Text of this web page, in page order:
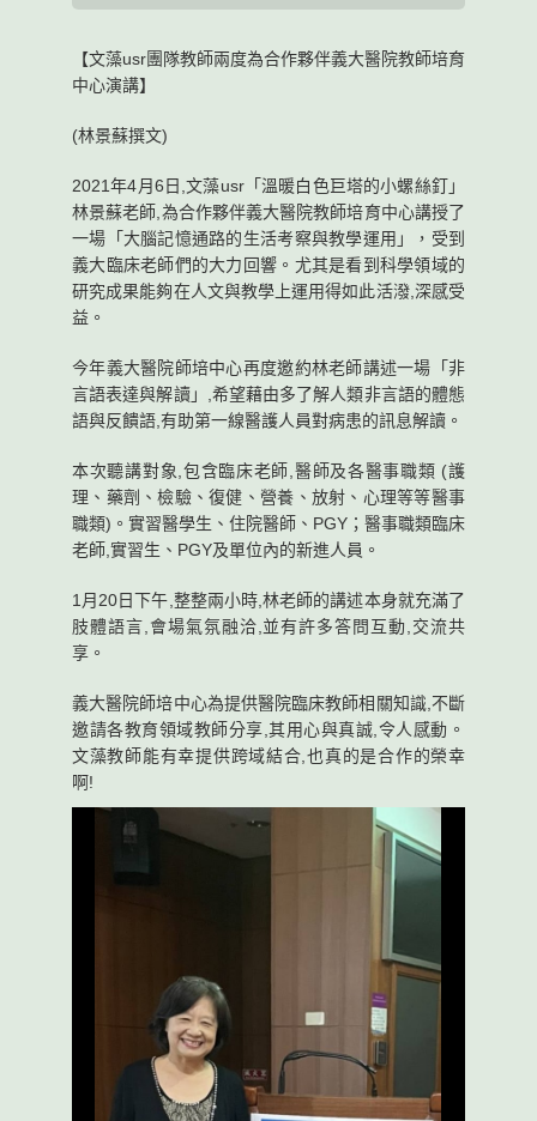
【文藻usr團隊教師兩度為合作夥伴義大醫院教師培育
中心演講】
(林景蘇撰文)
2021年4月6日,文藻usr「溫暖白色巨塔的小螺絲釘」
林景蘇老師,為合作夥伴義大醫院教師培育中心講授了
一場「大腦記憶通路的生活考察與教學運用」，受到
義大臨床老師們的大力回響。尤其是看到科學領域的
研究成果能夠在人文與教學上運用得如此活潑,深感受
益。
今年義大醫院師培中心再度邀約林老師講述一場「非
言語表達與解讀」,希望藉由多了解人類非言語的體態
語與反饋語,有助第一線醫護人員對病患的訊息解讀。
本次聽講對象,包含臨床老師,醫師及各醫事職類 (護
理、藥劑、檢驗、復健、營養、放射、心理等等醫事
職類)。實習醫學生、住院醫師、PGY；醫事職類臨床
老師,實習生、PGY及單位內的新進人員。
1月20日下午,整整兩小時,林老師的講述本身就充滿了
肢體語言,會場氣氛融洽,並有許多答問互動,交流共
享。
義大醫院師培中心為提供醫院臨床教師相關知識,不斷
邀請各教育領域教師分享,其用心與真誠,令人感動。
文藻教師能有幸提供跨域結合,也真的是合作的榮幸
啊!